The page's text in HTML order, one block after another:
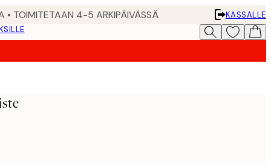
• TOIMITETAAN 4-5 ARKIPÄIVÄSSÄ
KASSALLE